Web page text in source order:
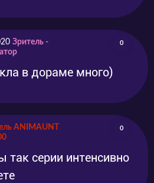
Зритель -
0
в дораме много)
ANIMAUNT
0
так серии интенсивно